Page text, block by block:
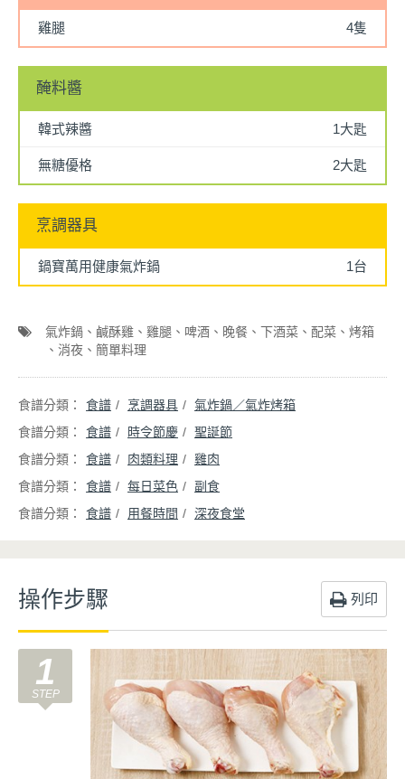
雞腿 4隻
醃料醬
韓式辣醬 1大匙
無糖優格 2大匙
烹調器具
鍋寶萬用健康氣炸鍋 1台
氣炸鍋 鹹酥雞 雞腿 啤酒 晚餐 下酒菜 配菜
烤箱
消夜
簡單料理
食譜 烹調器具
氣炸鍋／氣炸烤箱
食譜
時令節慶
聖誕節
食譜
肉類料理
雞肉
食譜
每日菜色
副食
食譜
用餐時間 深夜食堂
操作步驟 列印
1